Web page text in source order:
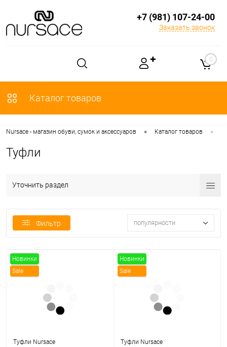
+7 (981) 107-24-00
Заказать звонок
✚ 0
Каталог товаров
Nursace - магазин обуви, сумок и аксессуаров • Каталог товаров •
Туфли
Уточнить раздел
Фильтр популярности
Новинки
Sale
Туфли Nursace
Новинки
Sale
Туфли Nursace